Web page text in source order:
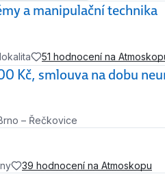
a manipulační technika
51 hodnocení na
Kč, smlouva na dobu
– Řečkovice
39 hodnocení na Atmoskopu